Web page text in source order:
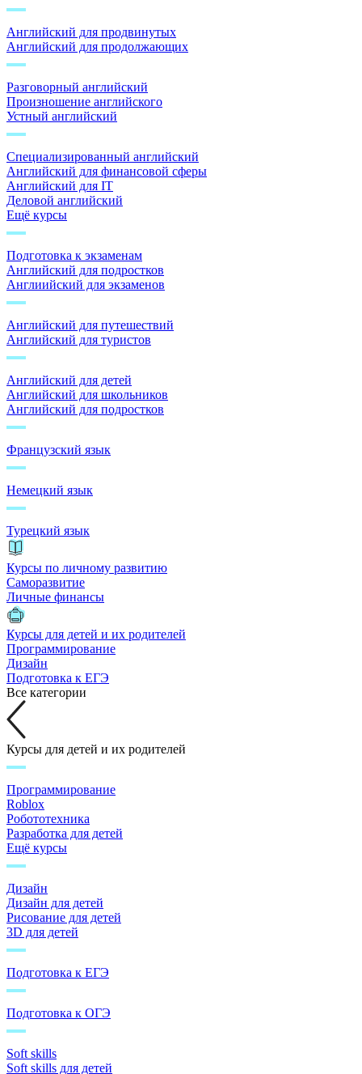
Английский для продвинутых
Английский для продолжающих
Разговорный английский
Произношение английского
Устный английский
Специализированный английский
Английский для финансовой сферы
Английский для IT
Деловой английский
Ещё курсы
Подготовка к экзаменам
Английский для подростков
Англиийский для экзаменов
Английский для путешествий
Английский для туристов
Английский для детей
Английский для школьников
Английский для подростков
Французский язык
Немецкий язык
Турецкий язык
Курсы по личному развитию
Саморазвитие
Личные финансы
Курсы для детей и их родителей
Программирование
Дизайн
Подготовка к ЕГЭ
Все категории
Курсы для детей и их родителей
Программирование
Roblox
Робототехника
Разработка для детей
Ещё курсы
Дизайн
Дизайн для детей
Рисование для детей
3D для детей
Подготовка к ЕГЭ
Подготовка к ОГЭ
Soft skills
Soft skills для детей